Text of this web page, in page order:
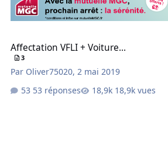
Affectation VFLI + Voiture...
3
Par Oliver75020,2 mai 2019
53 réponses
18,9k vues